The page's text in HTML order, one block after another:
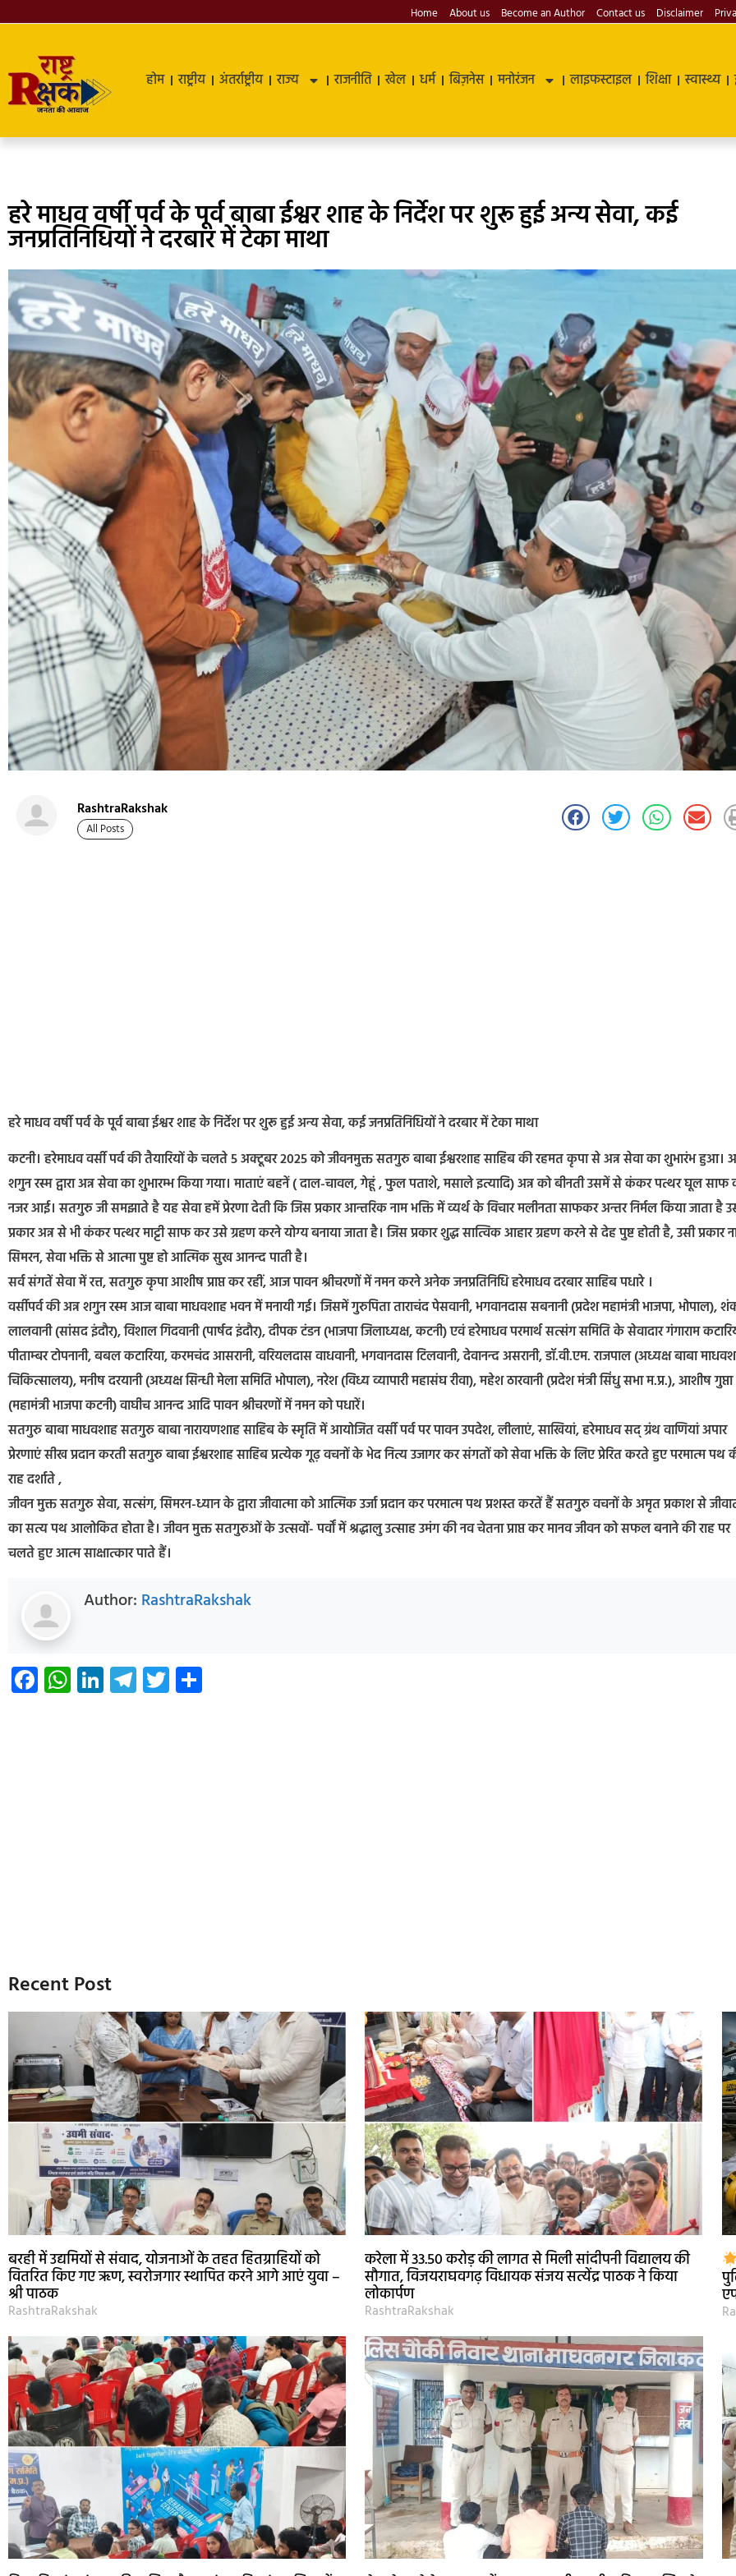
Home About us Become an Author Contact us Disclaimer
होम राष्ट्रीय अंतर्राष्ट्रीय राज्य राजनीति खेल धर्म बिज़नेस मनोरंजन लाइफस्टाइल शिक्षा स्वास्थ्य
हरे माधव वर्षी पर्व के पूर्व बाबा ईश्वर शाह के निर्देश पर शुरू हुई अन्य सेवा, कई
जनप्रतिनिधियों ने दरबार में टेका माथा
RashtraRakshak
All Posts
हरे माधव वर्षी पर्व के पूर्व बाबा ईश्वर शाह के निर्देश पर शुरू हुई अन्य सेवा, कई जनप्रतिनिधियों ने दरबार में टेका माथा
कटनी। हरेमाधव वर्सी पर्व की तैयारियों के चलते 5 अक्टूबर 2025 को जीवनमुक्त सतगुरु बाबा ईश्वरशाह साहिब की रहमत कृपा से अन्न सेवा का शुभारंभ हुआ।
शगुन रस्म द्वारा अन्न सेवा का शुभारम्भ किया गया। माताएं बहनें ( दाल-चावल, गेहूं , फुल पताशे, मसाले इत्यादि) अन्न को बीनती उसमें से कंकर पत्थर घूल साफ
नजर आई। सतगुरु जी समझाते है यह सेवा हमें प्रेरणा देती कि जिस प्रकार आन्तरिक नाम भक्ति में व्यर्थ के विचार मलीनता साफकर अन्तर निर्मल किया जाता है
प्रकार अन्न से भी कंकर पत्थर माट्टी साफ कर उसे ग्रहण करने योग्य बनाया जाता है। जिस प्रकार शुद्ध सात्विक आहार ग्रहण करने से देह पुष्ट होती है, उसी प्रकार
सिमरन, सेवा भक्ति से आत्मा पुष्ट हो आत्मिक सुख आनन्द पाती है।
सर्व संगतें सेवा में रत्त, सतगुरु कृपा आशीष प्राप्त कर रहीं, आज पावन श्रीचरणों में नमन करने अनेक जनप्रतिनिधि हरेमाधव दरबार साहिब पधारे ।
वर्सीपर्व की अन्न शगुन रस्म आज बाबा माधवशाह भवन में मनायी गई। जिसमें गुरुपिता ताराचंद पेसवानी, भगवानदास सबनानी (प्रदेश महामंत्री भाजपा, भोपाल),
लालवानी (सांसद इंदौर), विशाल गिदवानी (पार्षद इंदौर), दीपक टंडन (भाजपा जिलाध्यक्ष, कटनी) एवं हरेमाधव परमार्थ सत्संग समिति के सेवादार गंगाराम
पीताम्बर टोपनानी, बबल कटारिया, करमचंद आसरानी, वरियलदास वाधवानी, भगवानदास टिलवानी, देवानन्द असरानी, डॉ.वी.एम. राजपाल (अध्यक्ष बाबा
चिकित्सालय), मनीष दरयानी (अध्यक्ष सिन्धी मेला समिति भोपाल), नरेश (विध्य व्यापारी महासंघ रीवा), महेश ठारवानी (प्रदेश मंत्री सिंधु सभा म.प्र.), आशीष गुप्ता
(महामंत्री भाजपा कटनी) वाघीच आनन्द आदि पावन श्रीचरणों में नमन को पधारें।
सतगुरु बाबा माधवशाह सतगुरु बाबा नारायणशाह साहिब के स्मृति में आयोजित वर्सी पर्व पर पावन उपदेश, लीलाएं, साखियां, हरेमाधव सद् ग्रंथ वाणियां अपार
प्रेरणाएं सीख प्रदान करती सतगुरु बाबा ईश्वरशाह साहिब प्रत्येक गूढ़ वचनों के भेद नित्य उजागर कर संगतों को सेवा भक्ति के लिए प्रेरित करते हुए परमात्म पथ
राह दर्शाते ,
जीवन मुक्त सतगुरु सेवा, सत्संग, सिमरन-ध्यान के द्वारा जीवात्मा को आत्मिक उर्जा प्रदान कर परमात्म पथ प्रशस्त करतें हैं सतगुरु वचनों के अमृत प्रकाश से
का सत्य पथ आलोकित होता है। जीवन मुक्त सतगुरुओं के उत्सवों- पर्वों में श्रद्धालु उत्साह उमंग की नव चेतना प्राप्त कर मानव जीवन को सफल बनाने की राह पर
चलते हुए आत्म साक्षात्कार पाते हैं।
Author: RashtraRakshak
Facebook
WhatsApp
LinkedIn
Telegram
Twitter
Recent Post
बरही में उद्यमियों से संवाद, योजनाओं के तहत हितग्राहियों को
वितरित किए गए ऋण, स्वरोजगार स्थापित करने आगे आएं युवा –
श्री पाठक
RashtraRakshak
करेला में 33.50 करोड़ की लागत से मिली सांदीपनी विद्यालय की
सौगात, विजयराघवगढ़ विधायक संजय सत्येंद्र पाठक ने किया
लोकार्पण
RashtraRakshak